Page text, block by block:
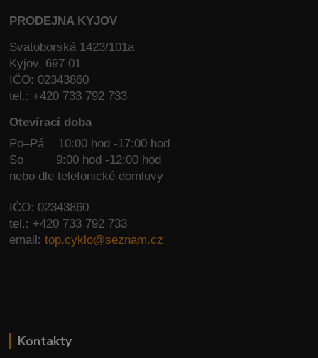
PRODEJNA KYJOV
Svatoborská 1423/101a
Kyjov, 697 01
IČO: 02343860
tel.: +420 733 792 733
Otevírací doba
Po–Pá 10:00 hod -17:00 hod
So
9:00 hod -12:00 hod
nebo dle telefonické domluvy
IČO: 02343860
tel.: +420 733 792 733
email:top.cyklo@seznam.cz
Kontakty